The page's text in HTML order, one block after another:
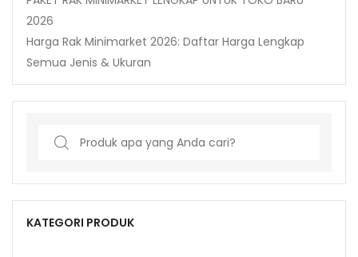
2026
Harga Rak Minimarket 2026: Daftar Harga Lengkap
Semua Jenis & Ukuran
Search
KATEGORI PRODUK